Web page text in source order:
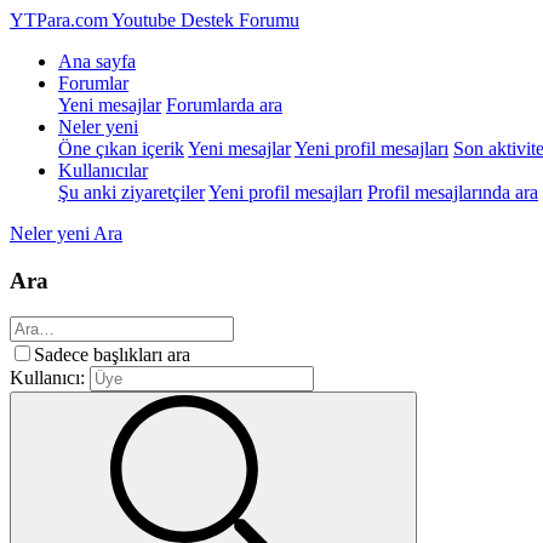
YTPara.comYoutube Destek Forumu
Ana sayfa
Forumlar
Yeni mesajlar Forumlarda ara
Neler yeni
Öne çıkan içerikYeni mesajlarYeni profil mesajları Son
Kullanıcılar
Şu anki ziyaretçilerYeni profil mesajları Profil mesajlarında ara
Neler yeni Ara
Ara
Sadece başlıkları ara
Kullanıcı: